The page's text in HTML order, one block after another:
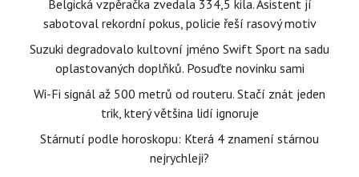
Belgická vzpěračka zvedala 334,5 kila. Asistent jí
sabotoval rekordní pokus, policie řeší rasový motiv
Suzuki degradovalo kultovní jméno Swift Sport na sadu
oplastovaných doplňků. Posuďte novinku sami
Wi-Fi signál až 500 metrů od routeru. Stačí znát jeden
trik, který většina lidí ignoruje
Stárnutí podle horoskopu: Která 4 znamení stárnou
nejrychleji?